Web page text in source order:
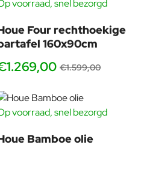
de olie oplost.
droge en geventileerde
dat lucht nodig heeft om te
voorraad, snel bezorgd
Four rechthoekige
160x90cm
€1.599,00
voorraad, snel bezorgd
Bamboe olie